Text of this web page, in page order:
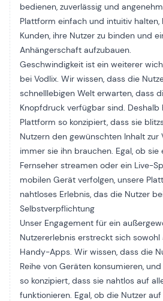
bedienen, zuverlässig und
Plattform einfach und intuitiv halten,
Kunden, ihre Nutzer zu binden und
Anhängerschaft aufzubauen.
Geschwindigkeit ist ein weiterer
bei Vodlix. Wir wissen, dass die
schnelllebigen Welt erwarten, dass
Knopfdruck verfügbar sind. Deshalb
Plattform so konzipiert, dass sie
Nutzern den gewünschten Inhalt zur
immer sie ihn brauchen. Egal, ob sie
Fernseher streamen oder ein Live-
mobilen Gerät verfolgen, unsere
nahtloses Erlebnis, das die Nutzer
Selbstverpflichtung
Unser Engagement für ein
Nutzererlebnis erstreckt sich
Handy-Apps. Wir wissen, dass die
Reihe von Geräten konsumieren,
so konzipiert, dass sie nahtlos auf
funktionieren. Egal, ob die Nutzer